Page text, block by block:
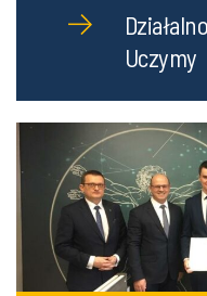
Uczymy